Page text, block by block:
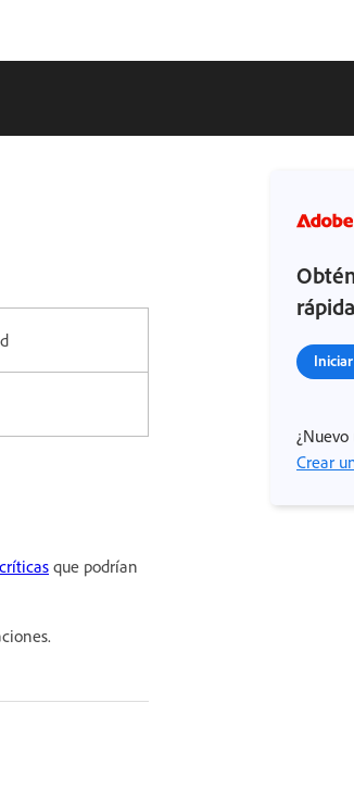
críticas que podrían
¿Nuevo
Crear